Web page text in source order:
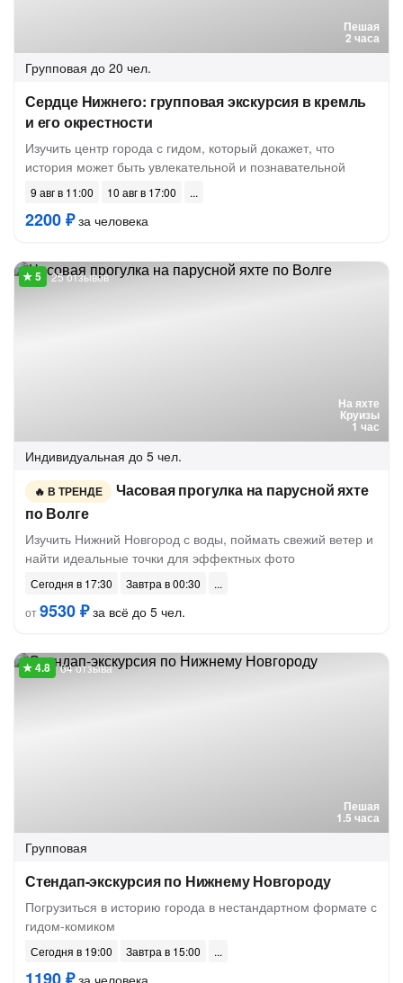
Пешая
2 часа
Групповая до 20 чел.
Сердце Нижнего: групповая экскурсия в кремль
и его окрестности
Изучить центр города с гидом, который докажет, что
история может быть увлекательной и познавательной
9 авг в 11:00 10 авг в 17:00
2200 ₽за человека
На яхте
Круизы
1 час
25 отзывов
Индивидуальная до 5 чел.
В ТРЕНДЕ
Часовая прогулка на парусной яхте
по Волге
Изучить Нижний Новгород с воды, поймать свежий ветер и
найти идеальные точки для эффектных фото
Сегодня в 17:30
Завтра в 00:30
от9530 ₽за всё до 5 чел.
Пешая
1.5 часа
64 отзыва
Групповая
Стендап-экскурсия по Нижнему Новгороду
Погрузиться в историю города в нестандартном формате с
гидом-комиком
Сегодня в 19:00 Завтра в 15:00
за человека